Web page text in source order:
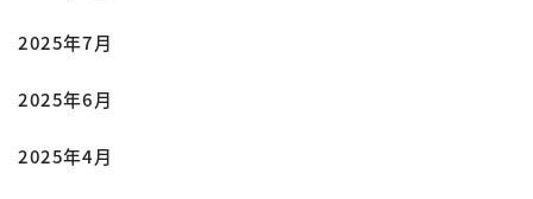
2025年7月
2025年6月
2025年4月